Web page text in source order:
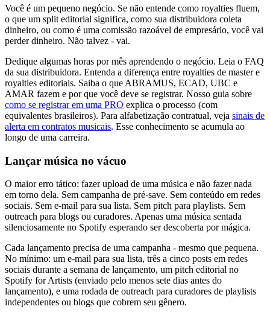
Você é um pequeno negócio. Se não entende como royalties fluem,
o que um split editorial significa, como sua distribuidora coleta
dinheiro, ou como é uma comissão razoável de empresário, você vai
perder dinheiro. Não talvez - vai.
Dedique algumas horas por mês aprendendo o negócio. Leia o FAQ
da sua distribuidora. Entenda a diferença entre royalties de master e
royalties editoriais. Saiba o que ABRAMUS, ECAD, UBC e
AMAR fazem e por que você deve se registrar. Nosso guia sobre
como se registrar em uma PRO explica o processo (com
equivalentes brasileiros). Para alfabetização contratual, veja sinais de
alerta em contratos musicais. Esse conhecimento se acumula ao
longo de uma carreira.
Lançar música no vácuo
O maior erro tático: fazer upload de uma música e não fazer nada
em torno dela. Sem campanha de pré-save. Sem conteúdo em redes
sociais. Sem e-mail para sua lista. Sem pitch para playlists. Sem
outreach para blogs ou curadores. Apenas uma música sentada
silenciosamente no Spotify esperando ser descoberta por mágica.
Cada lançamento precisa de uma campanha - mesmo que pequena.
No mínimo: um e-mail para sua lista, três a cinco posts em redes
sociais durante a semana de lançamento, um pitch editorial no
Spotify for Artists (enviado pelo menos sete dias antes do
lançamento), e uma rodada de outreach para curadores de playlists
independentes ou blogs que cobrem seu gênero.